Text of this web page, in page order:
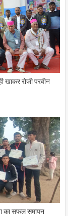
खाकर रोजी परवीन
का सफल समापन